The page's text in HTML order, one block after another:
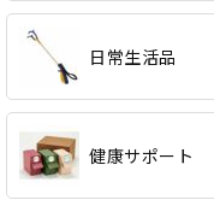
日常生活品
健康サポート